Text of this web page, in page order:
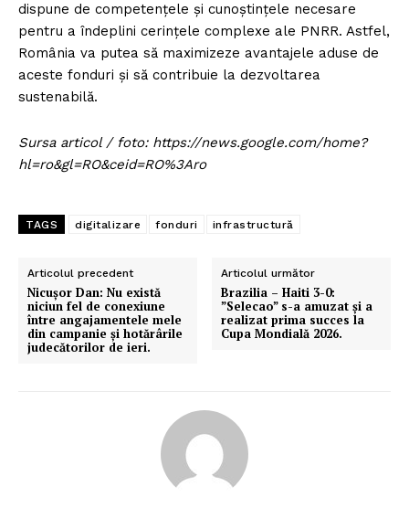
dispune de competențele și cunoștințele necesare
pentru a îndeplini cerințele complexe ale PNRR. Astfel,
România va putea să maximizeze avantajele aduse de
aceste fonduri și să contribuie la dezvoltarea
sustenabilă.
Sursa articol / foto: https://news.google.com/home?
hl=ro&gl=RO&ceid=RO%3Aro
TAGS digitalizare fonduri infrastructură
Articolul precedent
Nicușor Dan: Nu există
niciun fel de conexiune
între angajamentele mele
din campanie și hotărârile
judecătorilor de ieri.
Articolul următor
Brazilia – Haiti 3-0:
”Selecao” s-a amuzat și a
realizat prima succes la
Cupa Mondială 2026.